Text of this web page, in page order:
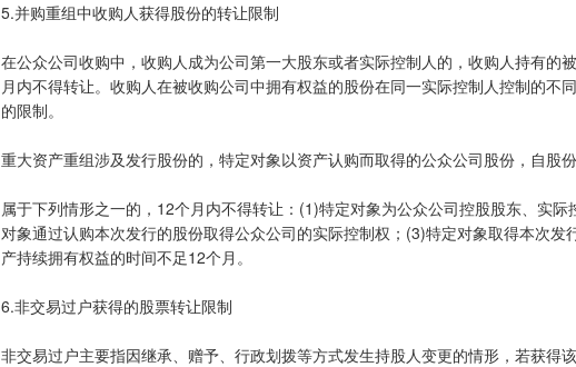
5.并购重组中收购人获得股份的转让限制
在公众公司收购中，收购人成为公司第一大股东或者实际控制人的，收购人持有的
月内不得转让。收购人在被收购公司中拥有权益的股份在同一实际控制人控制的不
的限制。
重大资产重组涉及发行股份的，特定对象以资产认购而取得的公众公司股份，自股
属于下列情形之一的，12个月内不得转让：(1)特定对象为公众公司控股股东、实
对象通过认购本次发行的股份取得公众公司的实际控制权；(3)特定对象取得本次发
产持续拥有权益的时间不足12个月。
6.非交易过户获得的股票转让限制
非交易过户主要指因继承、赠予、行政划拨等方式发生持股人变更的情形，若获得